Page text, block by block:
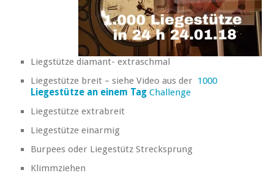
Liegstütze diamant- extraschmal
Liegestütze breit – siehe Video aus der 1000
Liegestütze an einem Tag Challenge
Liegestütze extrabreit
Liegestütze einarmig
Burpees oder Liegestütz Strecksprung
Klimmziehen